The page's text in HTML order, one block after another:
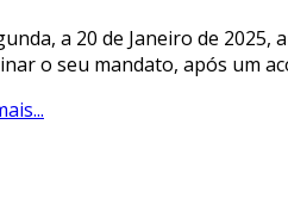
a 20 de Janeiro de
o seu mandato, após um